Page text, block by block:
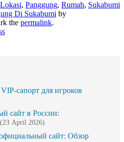
Lokasi, Panggung, Rumah, Sukabumi
Di Sukabumi by
the permalink.
сапорт для игроков
сайт в России:
(23 April 2026)
сайт: Обзор